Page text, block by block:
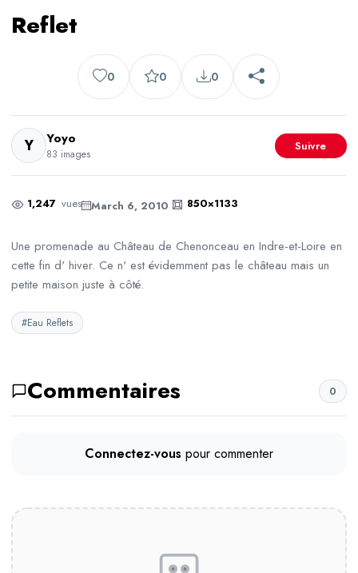
Reflet
0 0 0
Y Yoyo
83 images
Suivre
1,247 vues March 6, 2010 850×1133
Une promenade au Château de Chenonceau en Indre-et-Loire en
cette fin d' hiver. Ce n' est évidemment pas le château mais un
petite maison juste à côté.
#Eau Reflets
Commentaires 0
Connectez-vous pour commenter